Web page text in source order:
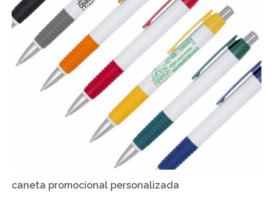
caneta promocional personalizada